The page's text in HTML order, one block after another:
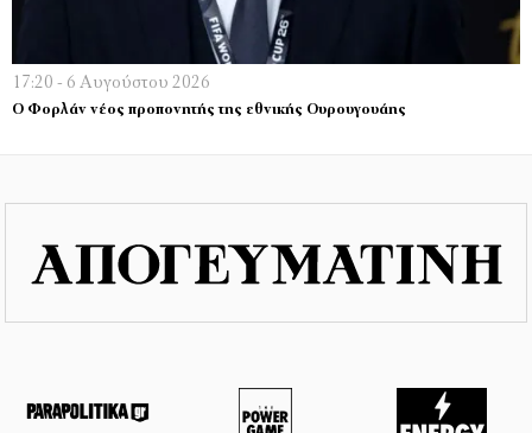
17:20 - 6 Αυγούστου 2026
Ο Φορλάν νέος προπονητής της εθνικής Ουρουγουάης